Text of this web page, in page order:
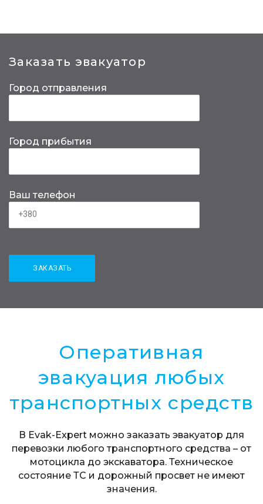
Заказать эвакуатор
Город отправления
Город прибытия
Ваш телефон
Оперативная
эвакуация любых
транспортных средств
В Evak-Expert можно заказать эвакуатор для
перевозки любого транспортного средства – от
мотоцикла до экскаватора. Техническое
состояние ТС и дорожный просвет не имеют
значения.